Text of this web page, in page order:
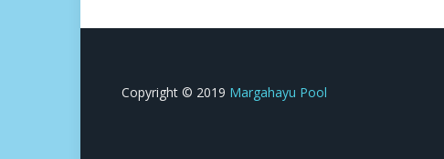
Copyright © 2019 Margahayu Pool